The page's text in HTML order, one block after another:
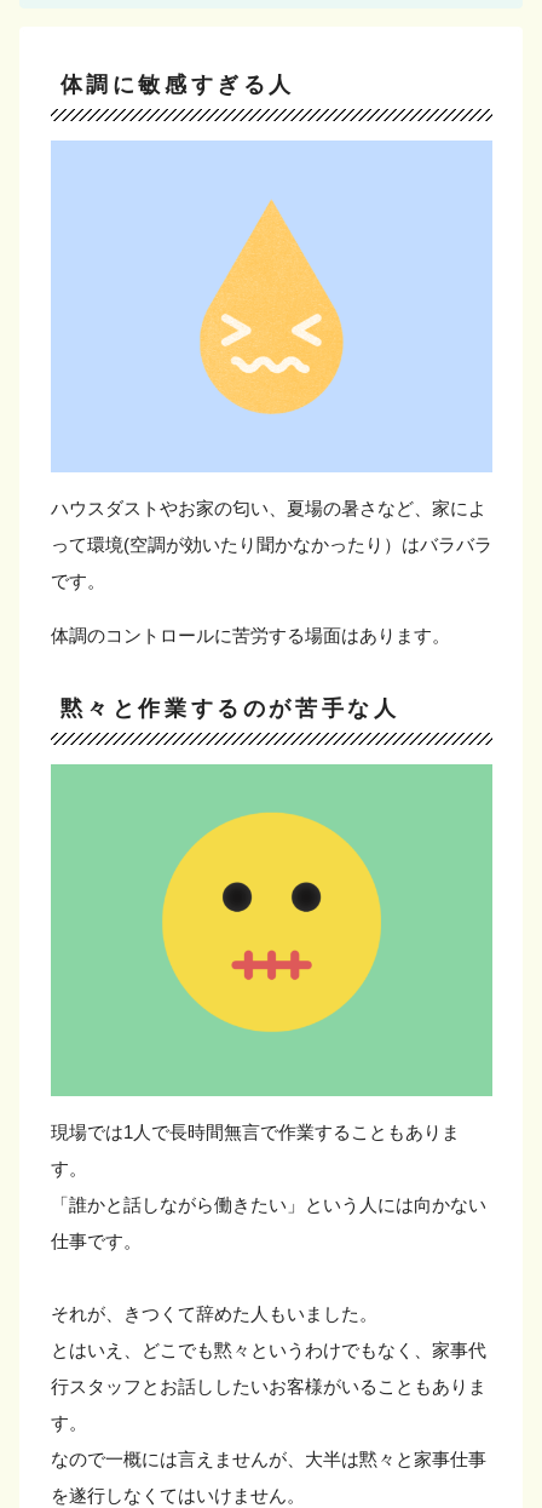
体調に敏感すぎる人
ハウスダストやお家の匂い、夏場の暑さなど、家によ
って環境(空調が効いたり聞かなかったり）はバラバラ
です。
体調のコントロールに苦労する場面はあります。
黙々と作業するのが苦手な人
現場では1人で長時間無言で作業することもありま
す。
「誰かと話しながら働きたい」という人には向かない
仕事です。
それが、きつくて辞めた人もいました。
とはいえ、どこでも黙々というわけでもなく、家事代
行スタッフとお話ししたいお客様がいることもありま
す。
なので一概には言えませんが、大半は黙々と家事仕事
を遂行しなくてはいけません。